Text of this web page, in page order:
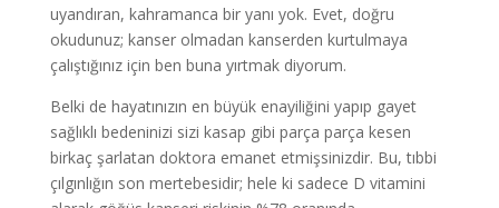
uyandıran, kahramanca bir yanı yok. Evet, doğru
okudunuz; kanser olmadan kanserden kurtulmaya
çalıştığınız için ben buna yırtmak diyorum.
Belki de hayatınızın en büyük enayiliğini yapıp gayet
sağlıklı bedeninizi sizi kasap gibi parça parça kesen
birkaç şarlatan doktora emanet etmişsinizdir. Bu, tıbbi
çılgınlığın son mertebesidir; hele ki sadece D vitamini